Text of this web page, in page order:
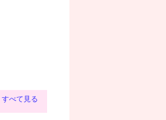
すべて見る